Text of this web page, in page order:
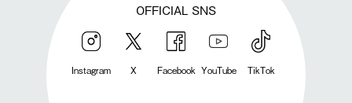
OFFICIAL SNS
Instagram X Facebook YouTube TikTok